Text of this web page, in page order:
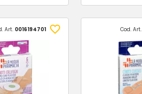
Art. 0016194701 Cod. Art.